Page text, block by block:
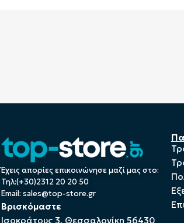
Έχεις απορίες επικοινώνησε μαζί μας στο:
Τηλ:(+30)2312 20 20 50
Email: sales@top-store.gr
Βρισκόμαστε
Ισοκράτους 3, Θεσσαλονίκη 56430